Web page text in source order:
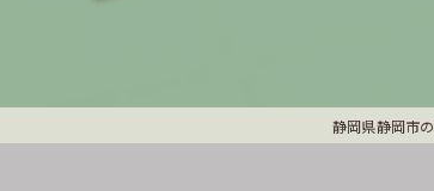
静岡県静岡市